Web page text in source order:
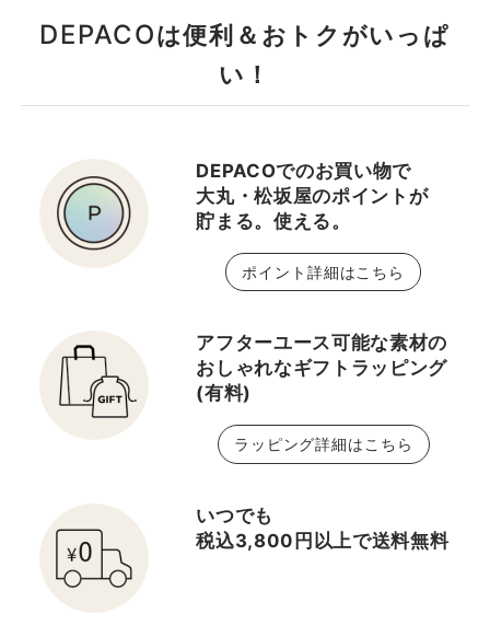
DEPACOは便利＆おトクがいっぱ
い！
DEPACOでのお買い物で
大丸・松坂屋のポイントが
貯まる。使える。
ポイント詳細はこちら
アフターユース可能な素材の
おしゃれなギフトラッピング
(有料)
ラッピング詳細はこちら
いつでも
税込3,800円以上で送料無料